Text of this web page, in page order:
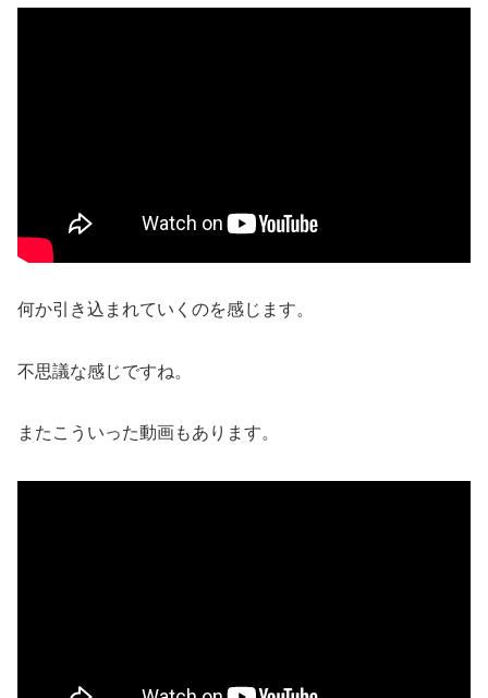
何か引き込まれていくのを感じます。
不思議な感じですね。
またこういった動画もあります。